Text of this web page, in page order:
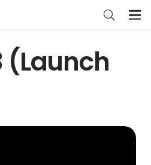
(Launch